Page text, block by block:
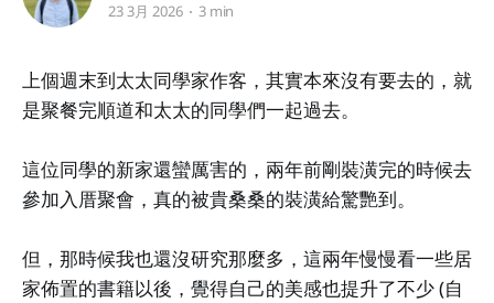
23 3月 2026 3 min
上個週末到太太同學家作客，其實本來沒有要去的，就
是聚餐完順道和太太的同學們一起過去。
這位同學的新家還蠻厲害的，兩年前剛裝潢完的時候去
參加入厝聚會，真的被貴桑桑的裝潢給驚艷到。
但，那時候我也還沒研究那麼多，這兩年慢慢看一些居
家佈置的書籍以後，覺得自己的美感也提升了不少 (自